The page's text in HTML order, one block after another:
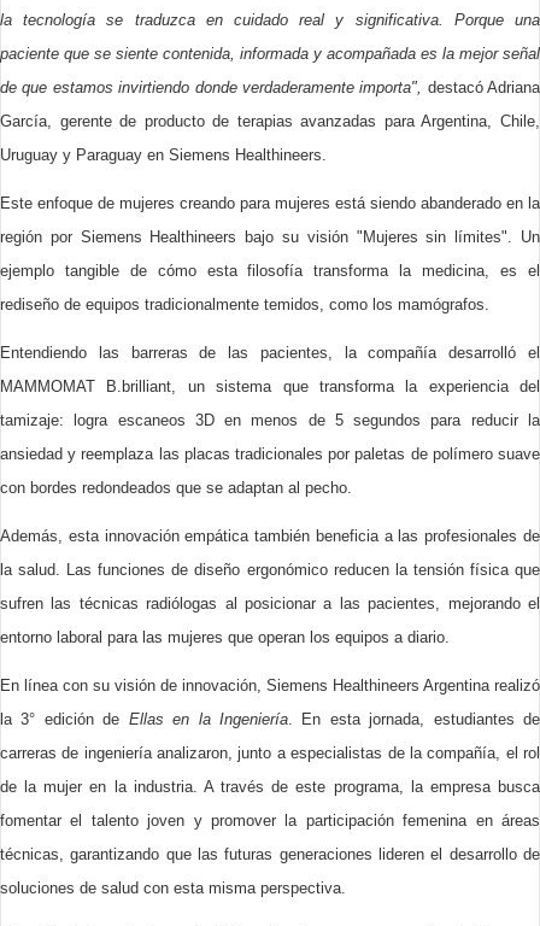
la tecnología se traduzca en cuidado real y significativa. Porque una
paciente que se siente contenida, informada y acompañada es la mejor señal
de que estamos invirtiendo donde verdaderamente importa", destacó Adriana
García, gerente de producto de terapias avanzadas para Argentina, Chile,
Uruguay y Paraguay en Siemens Healthineers.
Este enfoque de mujeres creando para mujeres está siendo abanderado en la
región por Siemens Healthineers bajo su visión "Mujeres sin límites". Un
ejemplo tangible de cómo esta filosofía transforma la medicina, es el
rediseño de equipos tradicionalmente temidos, como los mamógrafos.
Entendiendo las barreras de las pacientes, la compañía desarrolló el
MAMMOMAT B.brilliant, un sistema que transforma la experiencia del
tamizaje: logra escaneos 3D en menos de 5 segundos para reducir la
ansiedad y reemplaza las placas tradicionales por paletas de polímero suave
con bordes redondeados que se adaptan al pecho.
Además, esta innovación empática también beneficia a las profesionales de
la salud. Las funciones de diseño ergonómico reducen la tensión física que
sufren las técnicas radiólogas al posicionar a las pacientes, mejorando el
entorno laboral para las mujeres que operan los equipos a diario.
En línea con su visión de innovación, Siemens Healthineers Argentina realizó
la 3° edición de Ellas en la Ingeniería. En esta jornada, estudiantes de
carreras de ingeniería analizaron, junto a especialistas de la compañía, el rol
de la mujer en la industria. A través de este programa, la empresa busca
fomentar el talento joven y promover la participación femenina en áreas
técnicas, garantizando que las futuras generaciones lideren el desarrollo de
soluciones de salud con esta misma perspectiva.